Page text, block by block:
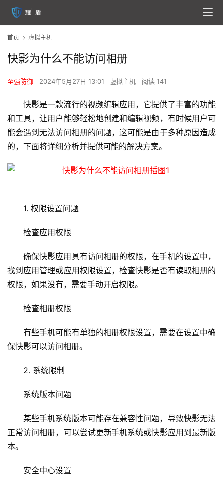
首页 虚拟主机
快影为什么不能访问相册
至强防御 2024年5月27日 13:01 虚拟主机 阅读 141
快影是一款流行的视频编辑应用，它提供了丰富的功能
和工具，让用户能够轻松地创建和编辑视频，有时候用户可
能会遇到无法访问相册的问题，这可能是由于多种原因造成
的，下面将详细分析并提供可能的解决方案。
1. 权限设置问题
检查应用权限
确保快影应用具有访问相册的权限，在手机的设置中，
找到应用管理或应用权限设置，检查快影是否有读取相册的
权限，如果没有，需要手动开启权限。
检查相册权限
有些手机可能有单独的相册权限设置，需要在设置中确
保快影可以访问相册。
2. 系统限制
系统版本问题
某些手机系统版本可能存在兼容性问题，导致快影无法
正常访问相册，可以尝试更新手机系统或快影应用到最新版
本。
安全中心设置